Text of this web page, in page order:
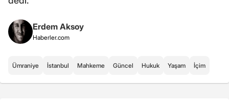
Erdem Aksoy
Haberler.com
Ümraniye İstanbul Mahkeme Güncel Hukuk Yaşam İçim